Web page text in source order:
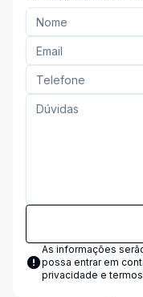
As informações
possa entrar em
privacidade e